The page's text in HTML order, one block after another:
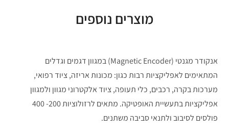
מוצרים נוספים
אנקודר מגנטי (Magnetic Encoder) במגוון דגמים וגדלים
המתאימים לאפליקציות רבות כגון: מכונות אריזה, ציוד רפואי,
מערכות בקרה, רכבים, כלי תעופה, ציוד אלקטרוני מגוון ולמגוון
אפליקציות בתעשיית האופטיקה. מתאים לרזולוציות 200- 400
פולסים לסיבוב ולתנאי סביבה משתנים.